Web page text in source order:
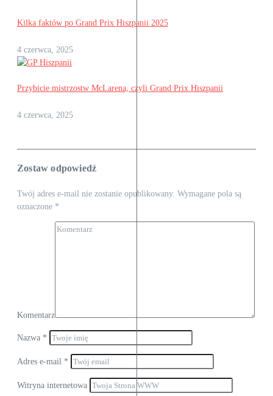
Kilka faktów po Grand Prix Hiszpanii 2025
4 czerwca, 2025
Przybicie mistrzostw McLarena, czyli Grand Prix Hiszpanii
4 czerwca, 2025
Zostaw odpowiedź
Twój adres e-mail nie zostanie opublikowany. Wymagane pola są
oznaczone *
Komentarz
Nazwa *
Adres e-mail *
Witryna internetowa